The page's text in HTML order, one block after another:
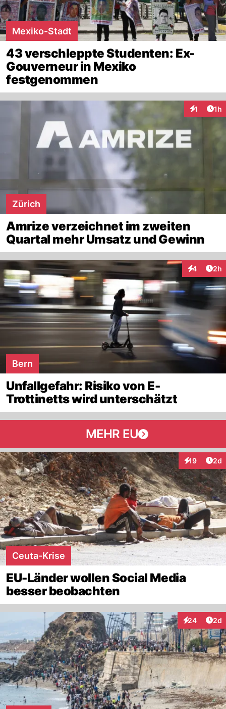
Mexiko-Stadt
43 verschleppte Studenten: Ex-
Gouverneur in Mexiko
festgenommen
1 1h
Zürich
Amrize verzeichnet im zweiten
Quartal mehr Umsatz und Gewinn
4 2h
Bern
Unfallgefahr: Risiko von E-
Trottinetts wird unterschätzt
MEHR EU
19
Interaktionen
2d
Ceuta-Krise
EU-Länder wollen Social Media
besser beobachten
24
Interaktionen
2d